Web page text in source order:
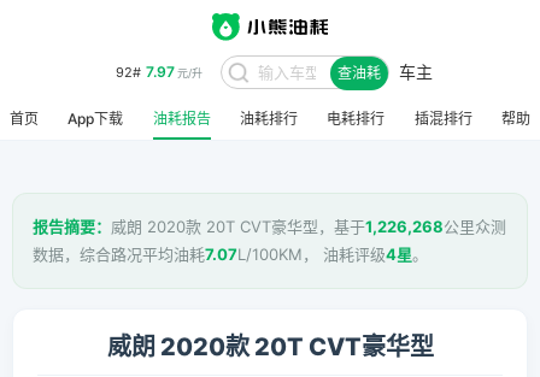
92# 7.97元/升 查油耗 车主
首页 App下载 油耗报告 油耗排行 电耗排行 插混排行 帮助
报告摘要： 威朗 2020款 20T CVT豪华型，基于1,226,268公里众测
数据，综合路况平均油耗7.07L/100KM， 油耗评级4星。
威朗 2020款 20T CVT豪华型